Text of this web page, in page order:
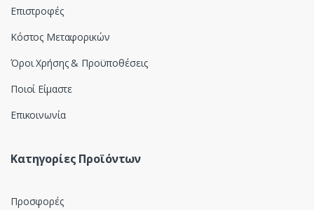
Επιστροφές
Κόστος Μεταφορικών
Όροι Χρήσης & Προϋποθέσεις
Ποιοί Είμαστε
Επικοινωνία
Κατηγορίες Προϊόντων
Προσφορές